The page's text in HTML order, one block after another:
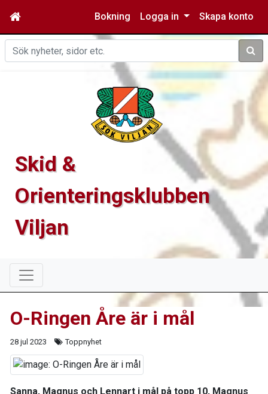
Bokning Logga in Skapa konto
Sök
Skid &
Orienteringsklubben
Viljan
O-Ringen Åre är i mål
28 jul 2023 Toppnyhet
Sanna, Magnus och Lennart i mål på topp 10, Magnus